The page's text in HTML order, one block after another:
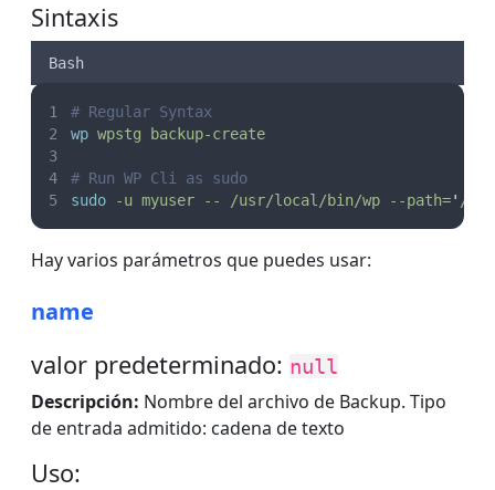
Sintaxis
Bash
# Regular Syntax
wp wpstg backup-create
# Run WP Cli as sudo
sudo
-u myuser -- /usr/local/bin/wp --path=' /
Hay varios parámetros que puedes usar:
name
valor predeterminado: null
Descripción: Nombre del archivo de Backup. Tipo
de entrada admitido: cadena de texto
Uso: